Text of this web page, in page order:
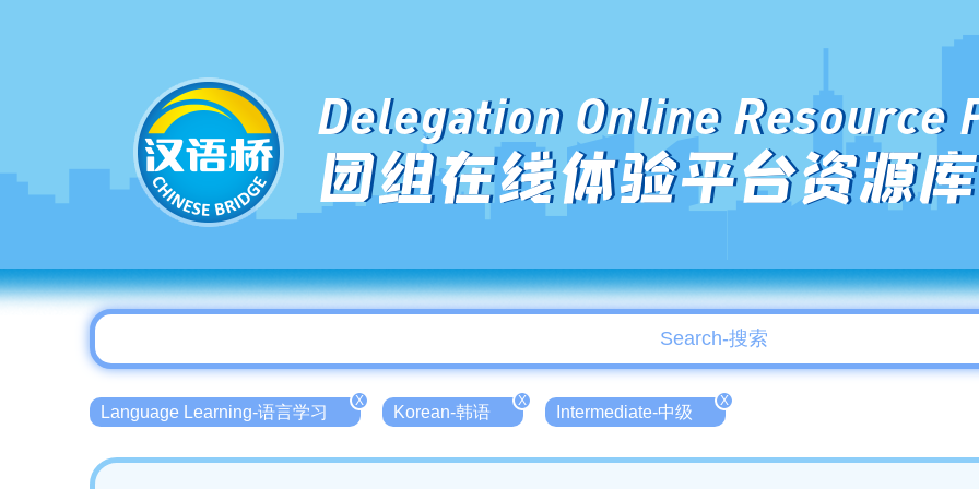
Delegation Online Resource
团组在线体验平台资源库
Language Learning-语言学习
X
Korean-韩语
X
Intermediate-中级
X